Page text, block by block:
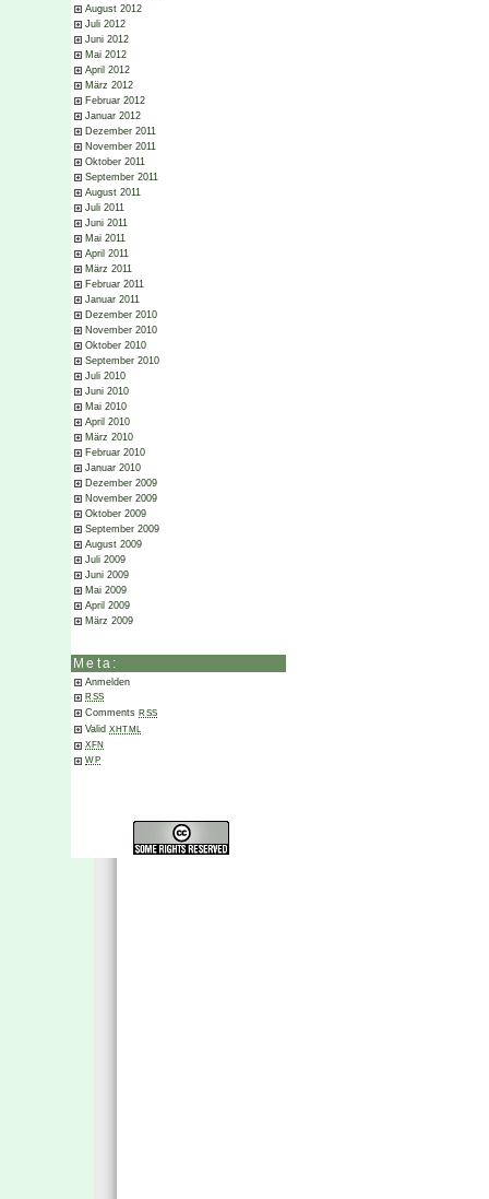
August 2012
Juli 2012
Juni 2012
Mai 2012
April 2012
März 2012
Februar 2012
Januar 2012
Dezember 2011
November 2011
Oktober 2011
September 2011
August 2011
Juli 2011
Juni 2011
Mai 2011
April 2011
März 2011
Februar 2011
Januar 2011
Dezember 2010
November 2010
Oktober 2010
September 2010
Juli 2010
Juni 2010
Mai 2010
April 2010
März 2010
Februar 2010
Januar 2010
Dezember 2009
November 2009
Oktober 2009
September 2009
August 2009
Juli 2009
Juni 2009
Mai 2009
April 2009
März 2009
Meta:
Anmelden
RSS
Comments RSS
Valid XHTML
XFN
WP